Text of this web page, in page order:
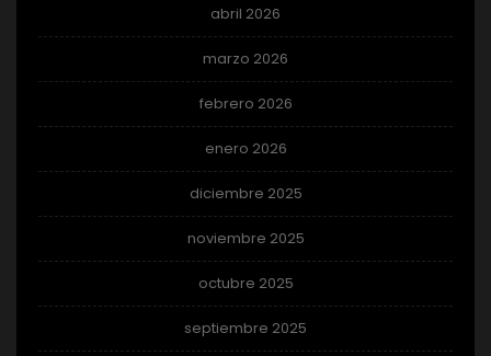
abril 2026
marzo 2026
febrero 2026
enero 2026
diciembre 2025
noviembre 2025
octubre 2025
septiembre 2025